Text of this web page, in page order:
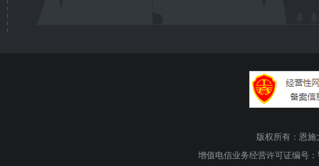
版权所有：恩施
增值电信业务经营许可证编号：